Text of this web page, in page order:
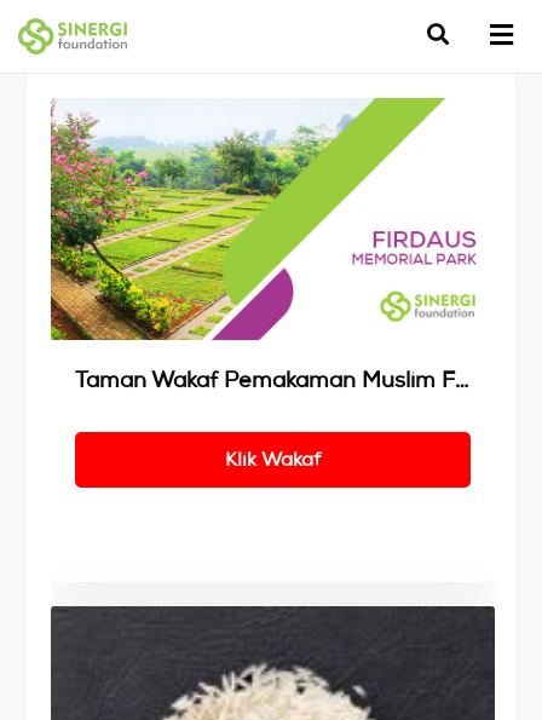
Taman Wakaf Pemakaman Muslim Firdaus Memorial Park
Klik Wakaf
Details